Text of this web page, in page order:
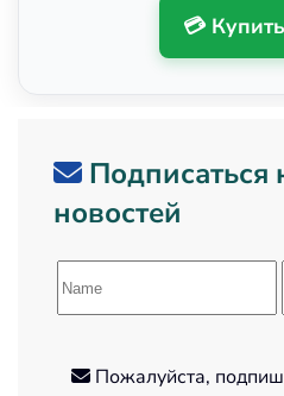
💳
Подписаться
новостей
Пожалуйста,